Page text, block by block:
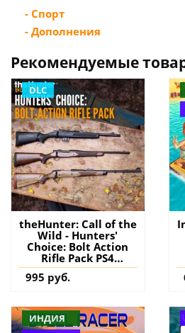
- Спорт
- Дополнения
Рекомендуемые
DLC
theHunter: Call of the
Wild - Hunters'
Choice: Bolt Action
Rifle Pack PS4
(Турция) купить
дополнение на
995 руб.
ИНДИЯ